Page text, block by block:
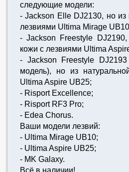
следующие модели:
- Jackson Elle DJ2130, но из
лезвиями Ultima Mirage
- Jackson Freestyle
кожи с лезвиями Ultima
- Jackson Freestyle
модель), но из
Ultima Aspire UB25;
- Risport Excellence;
- Risport RF3 Pro;
- Edea Chorus.
Ваши модели лезвий:
- Ultima Mirage UB10;
- Ultima Aspire UB25;
- MK Galaxy.
Всё в наличии!